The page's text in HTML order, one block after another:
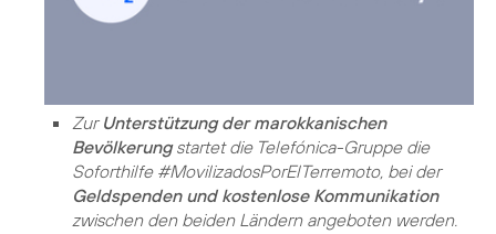
Zur Unterstützung der marokkanischen
Bevölkerungstartet die Telefónica-Gruppe die
Soforthilfe #MovilizadosPorElTerremoto, bei der
Geldspenden und kostenlose Kommunikation
zwischen den beiden Ländern angeboten werden.